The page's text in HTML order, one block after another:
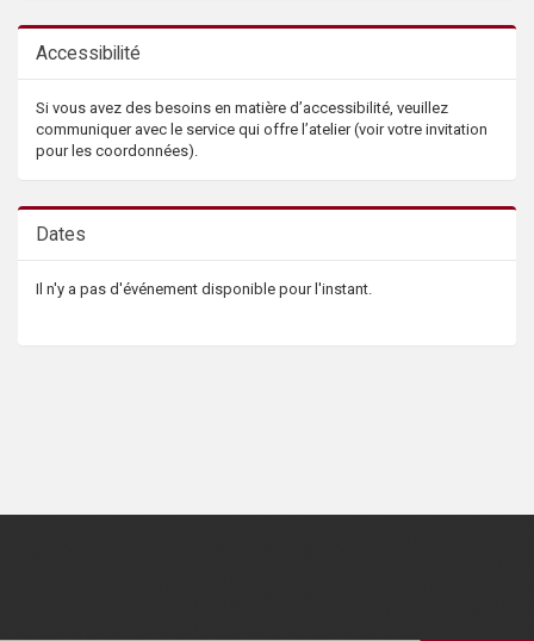
Accessibilité
Si vous avez des besoins en matière d’accessibilité, veuillez
communiquer avec le service qui offre l’atelier (voir votre invitation
pour les coordonnées).
Dates
Il n'y a pas d'événement disponible pour l'instant.